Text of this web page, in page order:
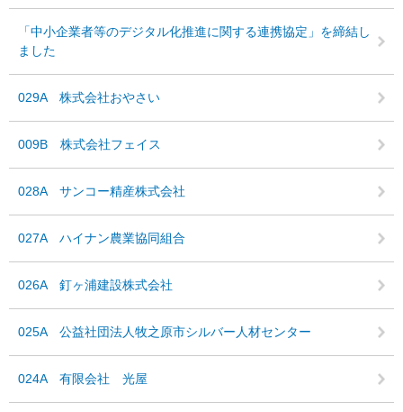
「中小企業者等のデジタル化推進に関する連携協定」を締結し
ました
029A 株式会社おやさい
009B 株式会社フェイス
028A サンコー精産株式会社
027A ハイナン農業協同組合
026A 釘ヶ浦建設株式会社
025A 公益社団法人牧之原市シルバー人材センター
024A 有限会社 光屋